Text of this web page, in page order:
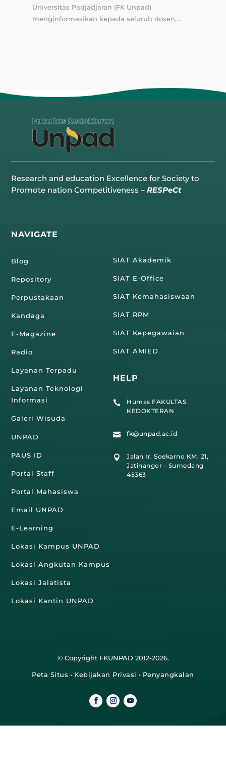
Universitas Padjadjaran (FK Unpad)
menginformasikan kepada seluruh dosen,...
Research and education Excellence for Society to
Promote nation Competitiveness –RESPeCt
NAVIGATE
Blog
Repository
Perpustakaan
Kandaga
E-Magazine
Radio
Layanan Terpadu
Layanan Teknologi
Informasi
Galeri Wisuda
UNPAD
PAUS ID
Portal Staff
Portal Mahasiswa
Email UNPAD
E-Learning
Lokasi Kampus UNPAD
Lokasi Angkutan Kampus
Lokasi Jalatista
Lokasi Kantin UNPAD
SIAT Akademik
SIAT E-Office
SIAT Kemahasiswaan
SIAT RPM
SIAT Kepegawaian
SIAT AMIED
HELP

Humas FAKULTAS
KEDOKTERAN
 fk@unpad.ac.id

Jalan Ir. Soekarno KM. 21,
Jatinangor - Sumedang
45363
© Copyright FKUNPAD 2012-2026.
Peta Situs • Kebijakan Privasi • Penyangkalan